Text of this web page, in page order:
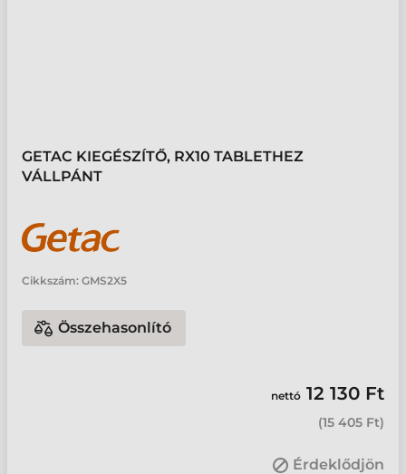
GETAC KIEGÉSZÍTŐ, RX10 TABLETHEZ
VÁLLPÁNT
Cikkszám: GMS2X5
Összehasonlító
nettó 12 130 Ft
(15 405 Ft)
Érdeklődjön